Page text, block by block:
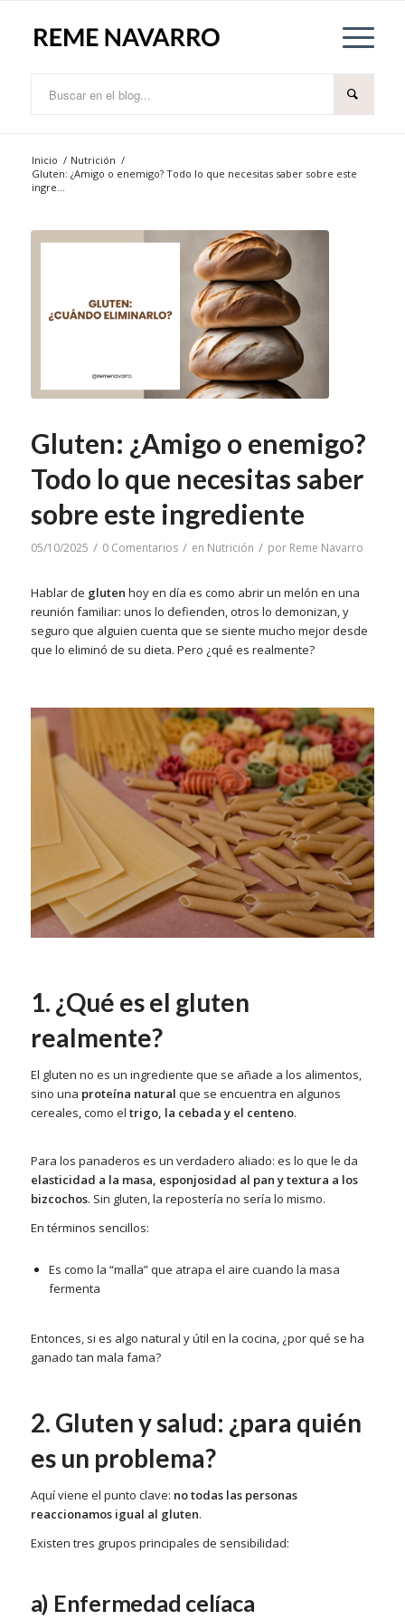
Inicio / Nutrición /
Gluten: ¿Amigo o enemigo? Todo lo que necesitas saber sobre este
ingre...
Gluten: ¿Amigo o enemigo?
Todo lo que necesitas saber
sobre este ingrediente
05/10/2025 / 0 Comentarios / en Nutrición / por Reme Navarro
Hablar de gluten hoy en día es como abrir un melón en una
reunión familiar: unos lo defienden, otros lo demonizan, y
seguro que alguien cuenta que se siente mucho mejor desde
que lo eliminó de su dieta. Pero ¿qué es realmente?
1. ¿Qué es el gluten
realmente?
El gluten no es un ingrediente que se añade a los alimentos,
sino una proteína natural que se encuentra en algunos
cereales, como el trigo, la cebada y el centeno.
Para los panaderos es un verdadero aliado: es lo que le da
elasticidad a la masa, esponjosidad al pan y textura a los
bizcochos. Sin gluten, la repostería no sería lo mismo.
En términos sencillos:
Es como la “malla” que atrapa el aire cuando la masa
fermenta
Entonces, si es algo natural y útil en la cocina, ¿por qué se ha
ganado tan mala fama?
2. Gluten y salud: ¿para quién
es un problema?
Aquí viene el punto clave: no todas las personas
reaccionamos igual al gluten.
Existen tres grupos principales de sensibilidad:
a) Enfermedad celíaca